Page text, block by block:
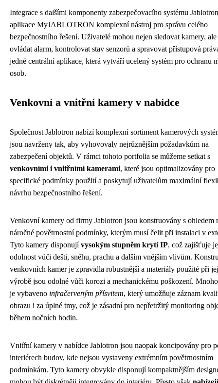
Integrace s dalšími komponenty zabezpečovacího systému
aplikace MyJABLOTRON komplexní nástroj pro správu celého
bezpečnostního řešení. Uživatelé mohou nejen sledovat kamery, ale
ovládat alarm, kontrolovat stav senzorů a spravovat přístupová
jedné centrální aplikace, která vytváří ucelený systém pro ochranu
osob.
Venkovní a vnitřní kamery v nabídce
Společnost Jablotron nabízí komplexní sortiment kamerových
jsou navrženy tak, aby vyhovovaly nejrůznějším požadavkům na
zabezpečení objektů. V rámci tohoto portfolia se můžeme setkat s
venkovními i vnitřními kamerami, které jsou optimalizovány pro
specifické podmínky použití a poskytují uživatelům maximální
návrhu bezpečnostního řešení.
Venkovní kamery od firmy Jablotron jsou konstruovány s ohledem
náročné povětrnostní podmínky, kterým musí čelit při instalaci v
Tyto kamery disponujívysokým stupněm krytí IP, což zajišťuje
odolnost vůči dešti, sněhu, prachu a dalším vnějším vlivům.
venkovních kamer je zpravidla robustnější a materiály použité při
výrobě jsou odolné vůči korozi a mechanickému poškození.
je vybaveno infračerveným přísvitem, který umožňuje záznam
obrazu i za úplné tmy, což je zásadní pro nepřetržitý monitoring
během nočních hodin.
Vnitřní kamery v nabídce Jablotron jsou naopak koncipovány pro
interiérech budov, kde nejsou vystaveny extrémním povětrnostním
podmínkám. Tyto kamery obvykle disponují kompaktnějším